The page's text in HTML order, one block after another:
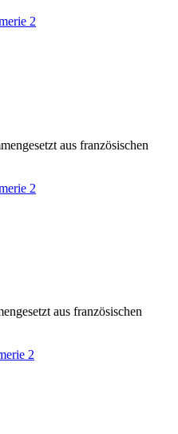
aus französischen
aus französischen